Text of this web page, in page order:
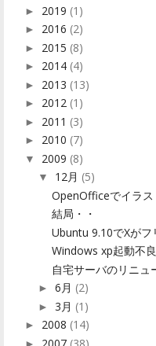
► 2019 (1)
► 2016 (2)
► 2015 (8)
► 2014 (4)
► 2013 (13)
► 2012 (1)
► 2011 (3)
► 2010 (7)
▼ 2009 (8)
▼ 12月 (5)
OpenOfficeでイラ
結局・・
Ubuntu 9.10でXがフ
Windows xp起動不良
自宅サーバのリニュ
► 6月 (2)
► 3月 (1)
► 2008 (14)
► 2007 (38)